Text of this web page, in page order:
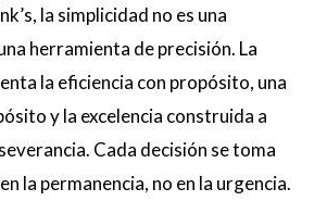
la simplicidad no es una
herramienta de precisión. La
la eficiencia con propósito, una
y la excelencia construida a
Cada decisión se toma
la permanencia, no en la urgencia.